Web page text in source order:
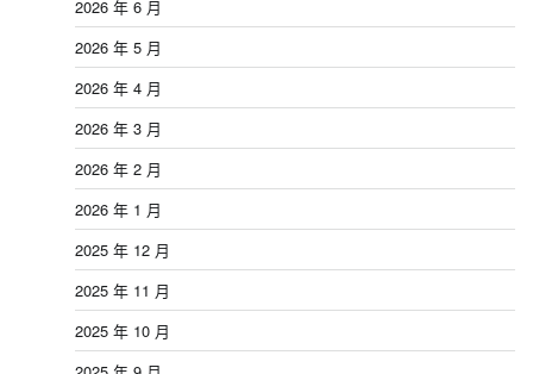
2026 年 6 月
2026 年 5 月
2026 年 4 月
2026 年 3 月
2026 年 2 月
2026 年 1 月
2025 年 12 月
2025 年 11 月
2025 年 10 月